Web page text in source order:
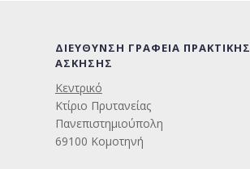
ΔΙΕΥΘΥΝΣΗ ΓΡΑΦΕΙΑ ΠΡΑΚΤΙΚΗΣ
ΑΣΚΗΣΗΣ
Κεντρικό
Κτίριο Πρυτανείας
Πανεπιστημιούπολη
69100 Κομοτηνή